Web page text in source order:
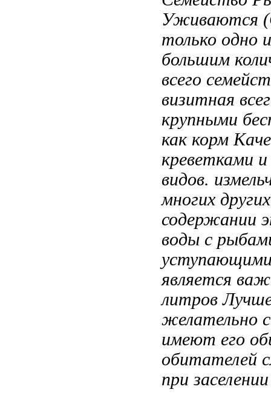
Уживаются
только одно
большим
всего
визитная
крупными
как корм
креветками
видов.
многих
содержании
воды с
является
литров
желательно
имеют его
обитателей
при